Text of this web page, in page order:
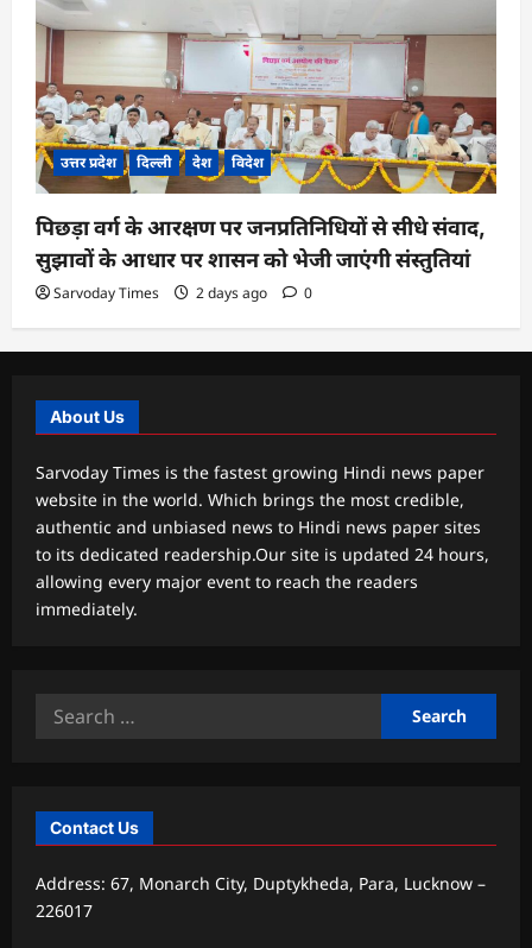
उत्तर प्रदेश दिल्ली देश विदेश
पिछड़ा वर्ग के आरक्षण पर जनप्रतिनिधियों से सीधे संवाद,
सुझावों के आधार पर शासन को भेजी जाएंगी संस्तुतियां
Sarvoday Times 2 days ago 0
About Us
Sarvoday Times is the fastest growing Hindi news paper
website in the world. Which brings the most credible,
authentic and unbiased news to Hindi news paper sites
to its dedicated readership.Our site is updated 24 hours,
allowing every major event to reach the readers
immediately.
Search
Contact Us
Address: 67, Monarch City, Duptykheda, Para, Lucknow –
226017